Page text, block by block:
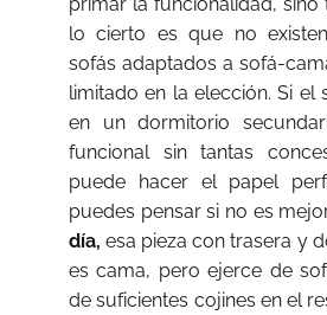
lo cierto es que no
sofás adaptados a sofá-
limitado en la elección. Si el
en un dormitorio
funcional sin tantas
puede hacer el papel
puedes pensar si no es
día,esa pieza con trasera y
es cama, pero ejerce de
de suficientes cojines en el